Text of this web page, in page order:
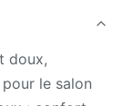
doux,
le salon